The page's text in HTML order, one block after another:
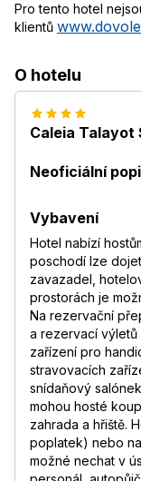
Pro tento hotel
klientů
O hotelu
Caleia Talayot
Neoficiální
Vybavení
Hotel nabízí
poschodí lze
zavazadel,
prostorách je
Na rezervační
a rezervací
zařízení pro
stravovacích
snídaňový
mohou hosté
zahrada a hřiště.
poplatek) nebo
možné nechat v